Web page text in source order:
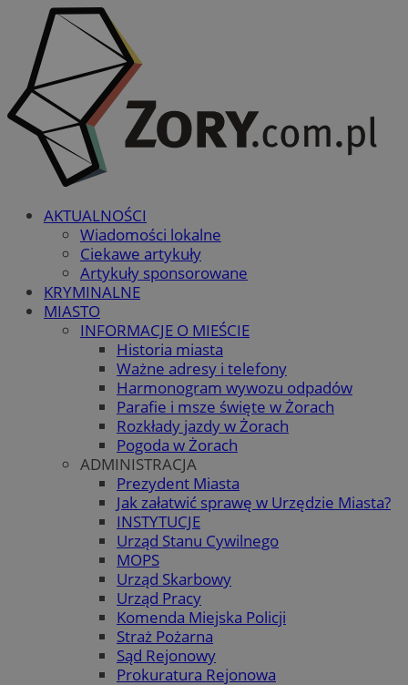
AKTUALNOŚCI
Wiadomości lokalne
Ciekawe artykuły
Artykuły sponsorowane
KRYMINALNE
MIASTO
INFORMACJE O MIEŚCIE
Historia miasta
Ważne adresy i telefony
Harmonogram wywozu odpadów
Parafie i msze święte w Żorach
Rozkłady jazdy w Żorach
Pogoda w Żorach
ADMINISTRACJA
Prezydent Miasta
Jak załatwić sprawę w Urzędzie Miasta?
INSTYTUCJE
Urząd Stanu Cywilnego
MOPS
Urząd Skarbowy
Urząd Pracy
Komenda Miejska Policji
Straż Pożarna
Sąd Rejonowy
Prokuratura Rejonowa